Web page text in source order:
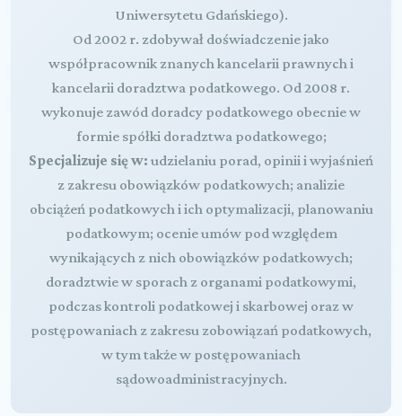
Uniwersytetu Gdańskiego).
Od 2002 r. zdobywał doświadczenie jako
współpracownik znanych kancelarii prawnych i
kancelarii doradztwa podatkowego. Od 2008 r.
wykonuje zawód doradcy podatkowego obecnie w
formie spółki doradztwa podatkowego;
Specjalizuje się w: udzielaniu porad, opinii i wyjaśnień
z zakresu obowiązków podatkowych; analizie
obciążeń podatkowych i ich optymalizacji, planowaniu
podatkowym; ocenie umów pod względem
wynikających z nich obowiązków podatkowych;
doradztwie w sporach z organami podatkowymi,
podczas kontroli podatkowej i skarbowej oraz w
postępowaniach z zakresu zobowiązań podatkowych,
w tym także w postępowaniach
sądowoadministracyjnych.